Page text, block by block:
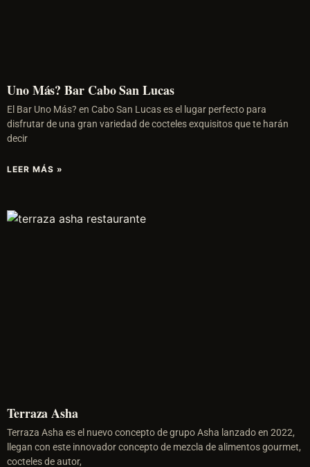
Uno Más? Bar Cabo San Lucas
El Bar Uno Más? en Cabo San Lucas es el lugar perfecto para
disfrutar de una gran variedad de cocteles exquisitos que te harán
decir
LEER MÁS »
Terraza Asha
Terraza Asha es el nuevo concepto de grupo Asha lanzado en 2022,
llegan con este innovador concepto de mezcla de alimentos gourmet,
cocteles de autor,